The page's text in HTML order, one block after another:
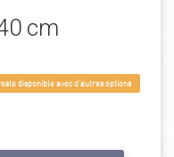
cm
disponible avec d'autres options